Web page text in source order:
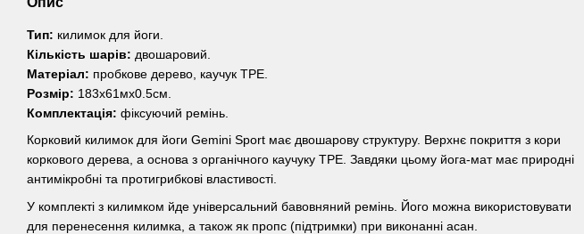
Тип: килимок для йоги.
Кількість шарів: двошаровий.
Матеріал: пробкове дерево, каучук TPE.
Розмір: 183x61мx0.5см.
Комплектація: фіксуючий ремінь.
Корковий килимок для йоги Gemini Sport має двошарову структуру. Верхнє покриття з кори
коркового дерева, а основа з органічного каучуку TPE. Завдяки цьому йога-мат має природні
антимікробні та протигрибкові властивості.
У комплекті з килимком йде універсальний бавовняний ремінь. Його можна використовувати
для перенесення килимка, а також як пропс (підтримки) при виконанні асан.